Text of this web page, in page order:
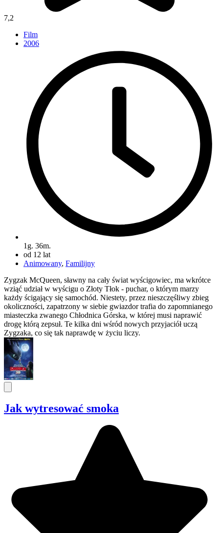
7,2
Film
2006
1g. 36m.
od 12 lat
Animowany, Familijny
Zygzak McQueen, sławny na cały świat wyścigowiec, ma wkrótce
wziąć udział w wyścigu o Złoty Tłok - puchar, o którym marzy
każdy ścigający się samochód. Niestety, przez nieszczęśliwy zbieg
okoliczności, zapatrzony w siebie gwiazdor trafia do zapomnianego
miasteczka zwanego Chłodnica Górska, w której musi naprawić
drogę którą zepsuł. Te kilka dni wśród nowych przyjaciół uczą
Zygzaka, co się tak naprawdę w życiu liczy.
Jak wytresować smoka